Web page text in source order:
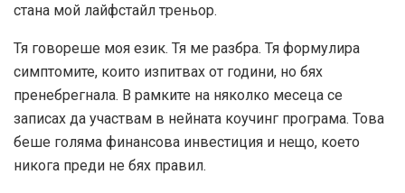
стана мой лайфстайл треньор.
Тя говореше моя език. Тя ме разбра. Тя формулира
симптомите, които изпитвах от години, но бях
пренебрегнала. В рамките на няколко месеца се
записах да участвам в нейната коучинг програма. Това
беше голяма финансова инвестиция и нещо, което
никога преди не бях правил.